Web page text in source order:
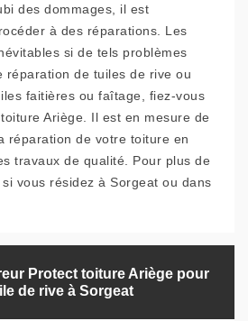
des dommages, il est
à des réparations. Les
si de tels problèmes
réparation de tuiles de rive ou
faitières ou faîtage, fiez-vous
Ariège. Il est en mesure de
réparation de votre toiture en
travaux de qualité. Pour plus de
vous résidez à Sorgeat ou dans
Protect toiture Ariège pour
de rive à Sorgeat